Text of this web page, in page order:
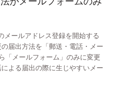
メールアドレス登録を開始する
届出方法を「郵送・電話・メー
「メールフォーム」のみに変更
よる届出の際に生じやすいメー